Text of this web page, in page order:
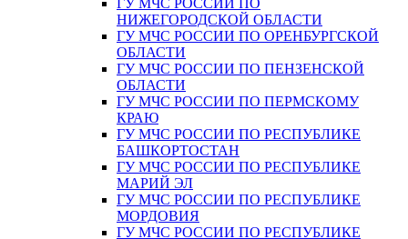
ГУ МЧС РОССИИ ПО
НИЖЕГОРОДСКОЙ ОБЛАСТИ
ГУ МЧС РОССИИ ПО ОРЕНБУРГСКОЙ
ОБЛАСТИ
ГУ МЧС РОССИИ ПО ПЕНЗЕНСКОЙ
ОБЛАСТИ
ГУ МЧС РОССИИ ПО ПЕРМСКОМУ
КРАЮ
ГУ МЧС РОССИИ ПО РЕСПУБЛИКЕ
БАШКОРТОСТАН
ГУ МЧС РОССИИ ПО РЕСПУБЛИКЕ
МАРИЙ ЭЛ
ГУ МЧС РОССИИ ПО РЕСПУБЛИКЕ
МОРДОВИЯ
ГУ МЧС РОССИИ ПО РЕСПУБЛИКЕ